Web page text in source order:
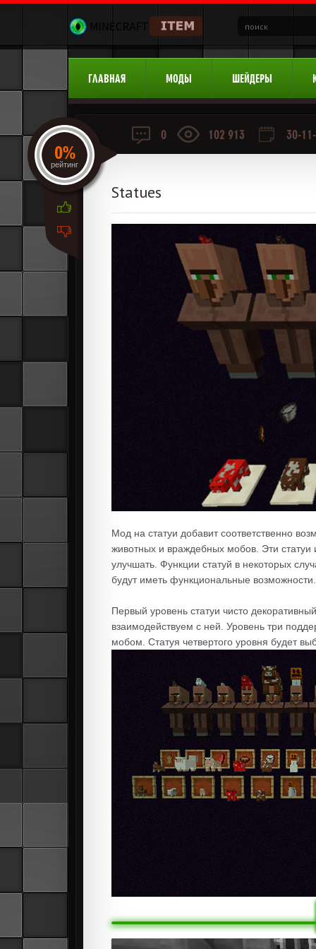
ГЛАВНАЯ МОДЫ ШЕЙДЕРЫ
0 102 913 30-
Statues
Мод на статуи добавит соответственно
животных и враждебных мобов. Эти
улучшать. Функции статуй в некоторых
будут иметь функциональные возможности.
Первый уровень статуи чисто
взаимодействуем с ней. Уровень три
мобом. Статуя четвертого уровня будет
0%
рейтинг